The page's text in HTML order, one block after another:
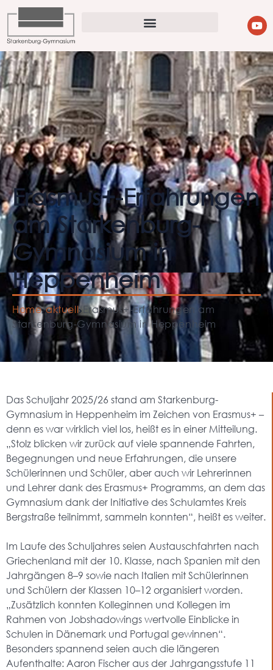
Erasmus+-Erfahrungen
am Starkenburg-
Gymnasium in
Heppenheim
Home aktuell Erasmus+-Erfahrungen am
Starkenburg-Gymnasium in Heppenheim
Das Schuljahr 2025/26 stand am Starkenburg-
Gymnasium in Heppenheim im Zeichen von Erasmus+ –
denn es war wirklich viel los, heißt es in einer Mitteilung.
„Stolz blicken wir zurück auf viele spannende Fahrten,
Begegnungen und neue Erfahrungen, die unsere
Schülerinnen und Schüler, aber auch wir Lehrerinnen
und Lehrer dank des Erasmus+ Programms, an dem das
Gymnasium dank der Initiative des Schulamtes Kreis
Bergstraße teilnimmt, sammeln konnten“, heißt es weiter.
Im Laufe des Schuljahres seien Austauschfahrten nach
Griechenland mit der 10. Klasse, nach Spanien mit den
Jahrgängen 8–9 sowie nach Italien mit Schülerinnen
und Schülern der Klassen 10–12 organisiert worden.
„Zusätzlich konnten Kolleginnen und Kollegen im
Rahmen von Jobshadowings wertvolle Einblicke in
Schulen in Dänemark und Portugal gewinnen“.
Besonders spannend seien auch die längeren
Aufenthalte: Aaron Fischer aus der Jahrgangsstufe 11